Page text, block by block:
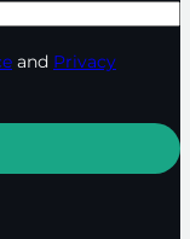
and Privacy